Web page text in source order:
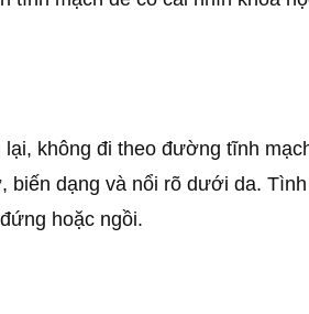
không đi theo đường tĩnh
biến dạng và nổi rõ dưới da.
hoặc ngồi.